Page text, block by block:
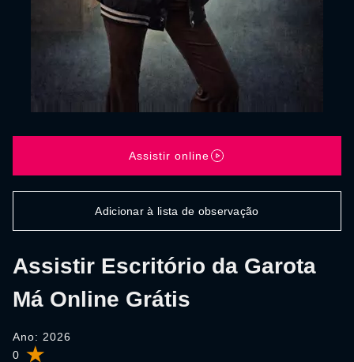
0
Assistir Escritório da Garota
Má Online Grátis
Ano: 2026
Assistir online
Adicionar à lista de observação